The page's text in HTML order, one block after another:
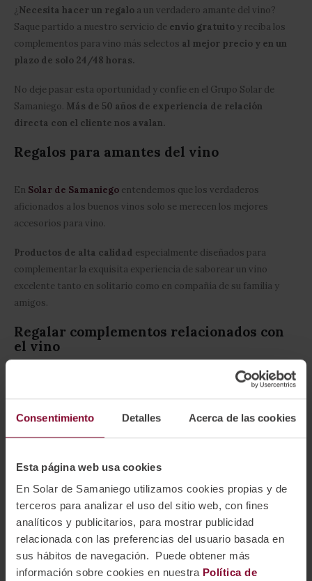
Consentimiento Detalles Acerca de las cookies
Esta página web usa cookies
En Solar de Samaniego utilizamos cookies propias y de
terceros para analizar el uso del sitio web, con fines
analíticos y publicitarios, para mostrar publicidad
relacionada con las preferencias del usuario basada en
sus hábitos de navegación. Puede obtener más
información sobre cookies en nuestra Política de
¿ Necesita hacer un regalo a un verdadero amante del vino?
Saque partido a nuestro servicio de envío gratuito y reciba los
complementos para vino más selectos al mejor precio y en un
plazo de solo 24/48 horas.
No deje pasar esta oportunidad y confíe en el Grupo Solar de
Samaniego. Más de 50 años de experiencia de relación
directa con el cliente nos avalan.
Regalos para amantes del vino
En Solar de Samaniego entendemos que los verdaderos
aficionados a los buenos vinos solo se merecen los mejores
accesorios para vino.
Productos de alta calidad especialmente diseñados para
complementar la exquisita experiencia de saborear un vino
excelente tanto en solitario como en compañía de su familia y
amigos.
Regalar complementos relacionados con
el vino
Pocos productos reflejan tan bien el amor por la enología como
un buen set de accesorios para vino.
tambiénagregar un toque de estilo y distinción en cualquier
cualquier aficionado con estos regalos relacionados con el vino y
su conservación.
Revise nuestratienda de vinos onliney marque la diferencia con
los sensacionales accesorios para vino de Solar de Samaniego.
Toda unaselección de artículos imprescindibles para los